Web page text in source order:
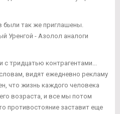
были так же приглашены.
Уренгой - Азолол аналоги
тридцатью контрагентами...
видят ежедневно рекламу
что жизнь каждого человека
возраста, и все мы потом
противостояние заставит еще